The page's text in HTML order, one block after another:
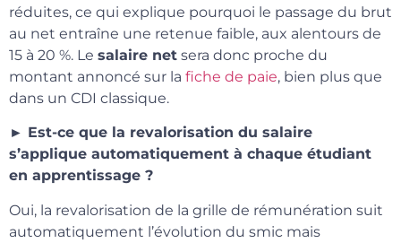
réduites, ce qui explique pourquoi le passage du brut
au net entraîne une retenue faible, aux alentours de
15 à 20 %. Le salaire net sera donc proche du
montant annoncé sur la fiche de paie, bien plus que
dans un CDI classique.
► Est-ce que la revalorisation du salaire
s’applique automatiquement à chaque étudiant
en apprentissage ?
Oui, la revalorisation de la grille de rémunération suit
automatiquement l’évolution du smic mais